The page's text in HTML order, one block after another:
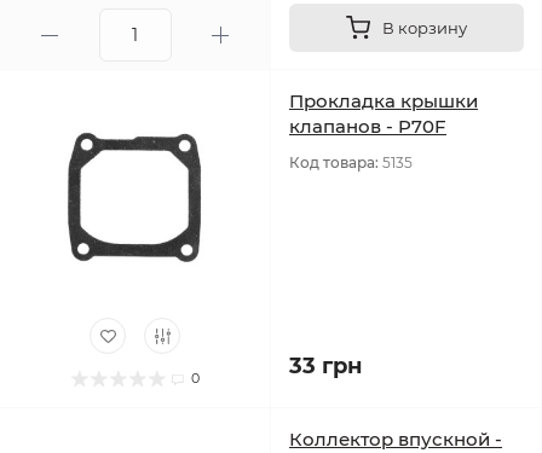
В корзину
0
Прокладка крышки
клапанов - P70F
Код товара: 5135
33 грн
Коллектор впускной -